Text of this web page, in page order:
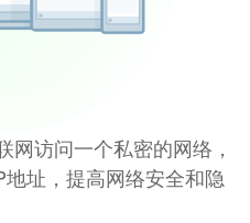
访问一个私密的网络，
址，提高网络安全和隐